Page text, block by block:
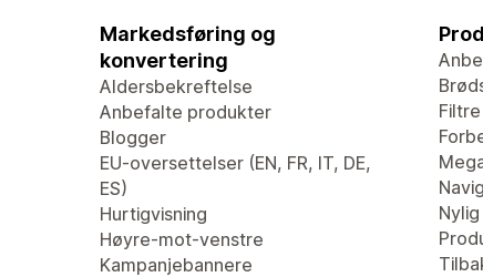
Markedsføring og
konvertering
Aldersbekreftelse
Anbefalte produkter
Blogger
EU-oversettelser (EN, FR, IT, DE,
ES)
Hurtigvisning
Høyre-mot-venstre
Kampanjebannere